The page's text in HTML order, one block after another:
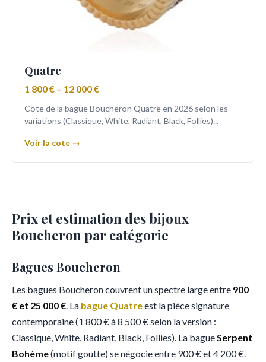
Quatre
1 800 € – 12 000 €
Cote de la bague Boucheron Quatre en 2026 selon les
variations (Classique, White, Radiant, Black, Follies)...
Voir la cote →
Prix et estimation des bijoux
Boucheron par catégorie
Bagues Boucheron
Les bagues Boucheron couvrent un spectre large entre 900
€ et 25 000 €. La bague Quatreest la pièce signature
contemporaine (1 800 € à 8 500 € selon la version :
Classique, White, Radiant, Black, Follies). La bagueSerpent
Bohème(motif goutte) se négocie entre 900 € et 4 200 €.